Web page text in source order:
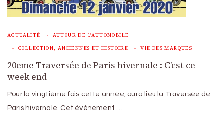
ACTUALITÉ AUTOUR DE L'AUTOMOBILE
COLLECTION, ANCIENNES ET HISTOIRE VIE DES MARQUES
20eme Traversée de Paris hivernale : C’est ce
week end
Pour la vingtième fois cette année, aura lieu la Traversée de
Paris hivernale. Cet événement …